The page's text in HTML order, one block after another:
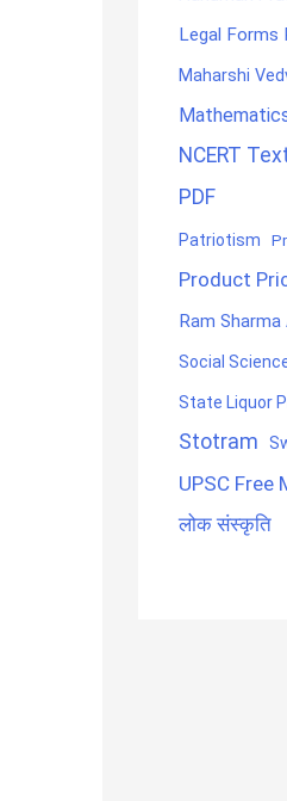
Legal Forms
Maharshi
NCERT
PDF
Patriotism
Product
Ram Sharma
Social
State Liquor
Stotram
UPSC Free
लोक संस्कृति